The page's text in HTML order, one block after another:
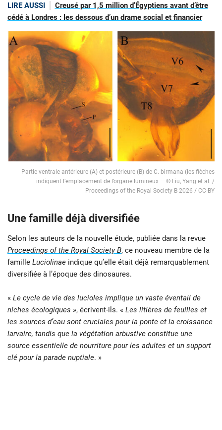
LIRE AUSSI
Creusé par 1,5 million d’Égyptiens avant d’être
cédé à Londres : les dessous d’un drame social et financier
Partie ventrale antérieure (A) et postérieure (B) de C. birmana (les flèches
indiquent l’emplacement de l’organe lumineux — © Liu, Yang et al. /
Proceedings of the Royal Society B 2026 / CC-BY
Une famille déjà diversifiée
Selon les auteurs de la nouvelle étude, publiée dans la revue
Proceedings of the Royal Society B, ce nouveau membre de la
famille Luciolinae indique qu’elle était déjà remarquablement
diversifiée à l’époque des dinosaures.
« Le cycle de vie des lucioles implique un vaste éventail de
niches écologiques », écrivent-ils. « Les litières de feuilles et
les sources d’eau sont cruciales pour la ponte et la croissance
larvaire, tandis que la végétation arbustive constitue une
source essentielle de nourriture pour les adultes et un support
clé pour la parade nuptiale. »